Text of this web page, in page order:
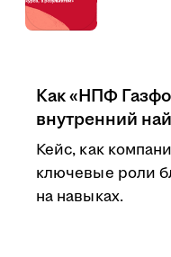
Как «НПФ
внутренний
Кейс, как
ключевые роли
на навыках.